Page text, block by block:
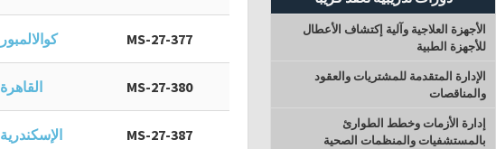
الأجهزة العلاجية وآلية إكتشاف الأعطال
للأجهزة الطبية
الإدارة المتقدمة للمشتريات والعقود
والمناقصات
إدارة الأزمات وخطط الطوارئ
بالمستشفيات والمنظمات الصحية
MS-27-377 كوالالمبور
MS-27-380 القاهرة
MS-27-387 الإسكندرية